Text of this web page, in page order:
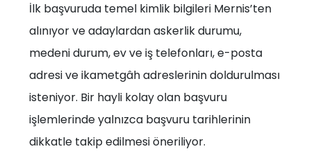
İlk başvuruda temel kimlik bilgileri Mernis’ten
alınıyor ve adaylardan askerlik durumu,
medeni durum, ev ve iş telefonları, e-posta
adresi ve ikametgâh adreslerinin doldurulması
isteniyor. Bir hayli kolay olan başvuru
işlemlerinde yalnızca başvuru tarihlerinin
dikkatle takip edilmesi öneriliyor.